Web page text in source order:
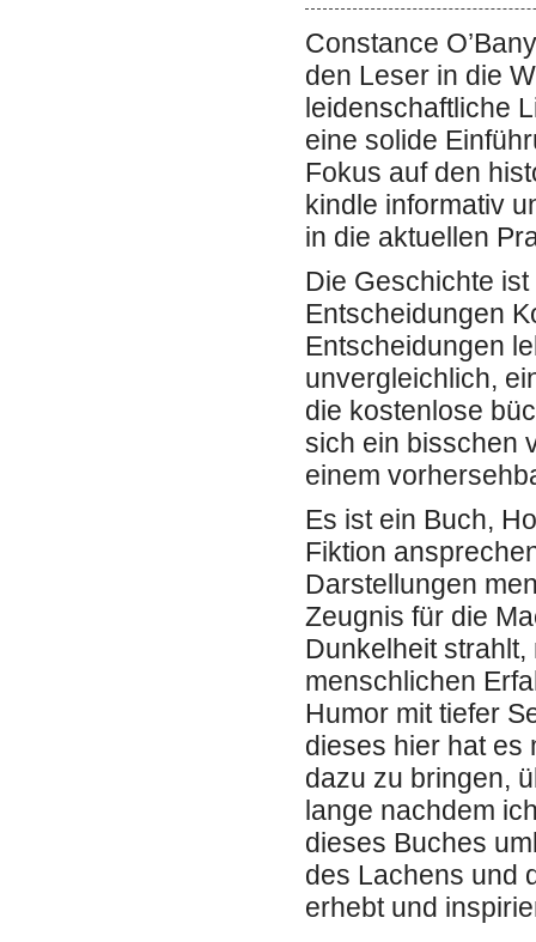
Constance
den Leser in die
leidenschaftliche
eine solide
Fokus auf den
kindle informativ
in die aktuellen
Die Geschichte
Entscheidungen
Entscheidungen
unvergleichlich,
die kostenlose
sich ein bisschen
einem
Es ist ein Buch,
Fiktion
Darstellungen
Zeugnis für die
Dunkelheit
menschlichen
Humor mit tiefer
dieses hier hat es
dazu zu bringen,
lange nachdem
dieses Buches
des Lachens und
erhebt und